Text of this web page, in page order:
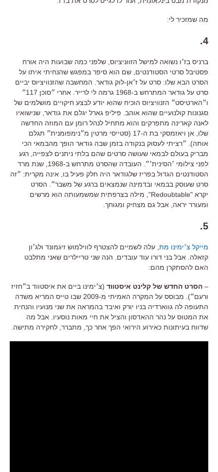
מה שמזכיר לי:
4.
ברניס בז׳ו נשואה למישל הזווניציוס, שלפני כמה שבועות היה אורח
פסטיבל סרטי הסטודנטים, שם הוא סיפר במפגש שהנחיתי איתו על
הסרט הבא שלו: סרט על ז׳אן-לוק גודאר. המחשבה שהזנוויציוס יביים
סרט על גודאר המתרחש ב-1968 גרמה לי לרייר. אחרי ״סוכן 117״
ו״הארטיסט״ הזנוויציוס הוכיח שהוא יודע לבצע חיקויים מושלמים של
סגנונות קולנועיים שהוא אוהב. פיליפ גארל יגלם את גודאר, שנישואיו
לאנה קארינה מתפרקים והוא מתחיל לנהל רומן עם המוזה החדשה
שלו, אן ויאזמסקי בת ה-17 (סטייסי מרטין מ״נימפומנית״ תגלם
אותה). ״רציתי לעסוק בנקודה בזמן שבה גודאר הופך מהבמאי הכי
מבריק בעולם לבמאי שעושה סרטים שהם בלתי ניתנים לצפייה, רגע
לפני צילומי ׳הסינית׳״. העובדה שהסרט מתרחש ב-1968, שנת מרד
הסטודנטים הגדול בפריז שלגודאר היה חלק פעיל בו, אינה מקרית: ״זה
סרט שעוסק בבמאי ובדמינה שנמצאים ברגע של משבר״. הסרט
יקרא "Redoubtable", מילה בצרפתית שמשמעותה הוא מרשים
ומעורר יראה, אבל גם מצחיק ומגוחך.
5.
מייקל צ׳ימינו מת, עלה לשמיים להצטרף לווילמוש זיגמונד ולג׳ון
קזאלה. אבל בני דורו עוד עובדים. הנה שני טריילרים שאני מתלבט
האם להסתקרן מהם:
– הסרט החדש של קלינט איסטווד (צ׳ימינו ביים את איסטווד ב״חזיז
ורעם״). מבוסס על המקרה האמיתי מ-2009 שבו טייס המריא משדה
התעופה לה גווארדיה בניו יורק ואיבד בהמראה את שני מנועיו והנחית
את המטוס על נהר ההאדסון והציל את חיי מאות נוסעיו. אבל מה
שדווח בעיתונות כאירוע הירואי הפך אחר כך, מתברר, לחקירה מתישה.